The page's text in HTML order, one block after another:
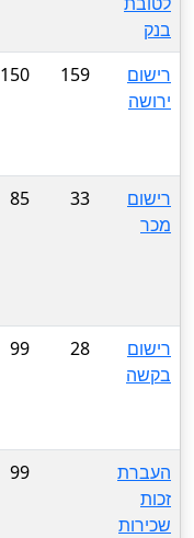
בנק
רישום
ירושה
159
150
רישום
מכר
33
85
רישום
בקשה
28
99
העברת
זכות
שכירות
99